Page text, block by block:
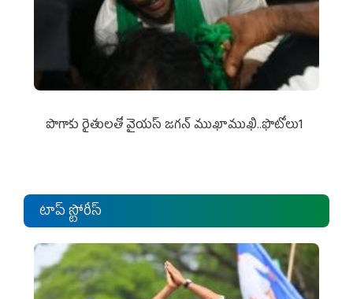
పొగాకు రైతుల‌తో వైయ‌స్ జ‌గ‌న్ ముఖాముఖి..ఫొటోలు1
టాప్ స్టోరీస్